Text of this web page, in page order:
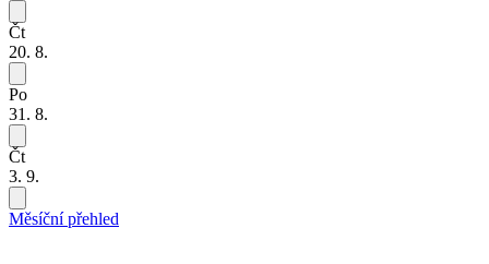
Čt
20. 8.
Po
31. 8.
Čt
3. 9.
Měsíční přehled